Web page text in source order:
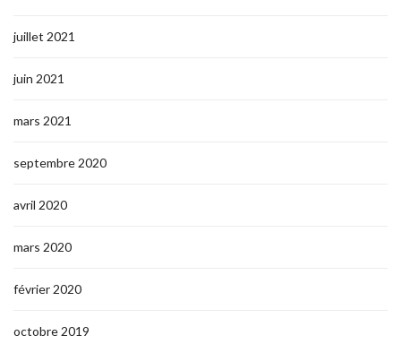
juillet 2021
juin 2021
mars 2021
septembre 2020
avril 2020
mars 2020
février 2020
octobre 2019